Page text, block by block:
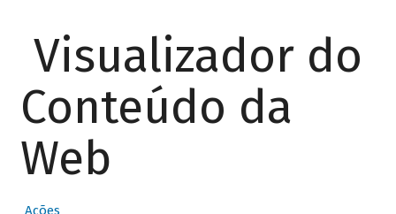
Visualizador do
Conteúdo da
Web